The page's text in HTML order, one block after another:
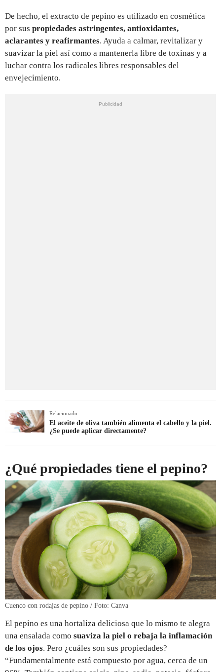
De hecho, el extracto de pepino es utilizado en cosmética
por sus propiedades astringentes, antioxidantes,
aclarantes y reafirmantes. Ayuda a calmar, revitalizar y
suavizar la piel así como a mantenerla libre de toxinas y a
luchar contra los radicales libres responsables del
envejecimiento.
Relacionado
El aceite de oliva también alimenta el cabello y la piel.
¿Se puede aplicar directamente?
¿Qué propiedades tiene el pepino?
Cuenco con rodajas de pepino / Foto: Canva
El pepino es una hortaliza deliciosa que lo mismo te alegra
una ensalada como suaviza la piel o rebaja la inflamación
de los ojos. Pero ¿cuáles son sus propiedades?
“Fundamentalmente está compuesto por agua, cerca de un